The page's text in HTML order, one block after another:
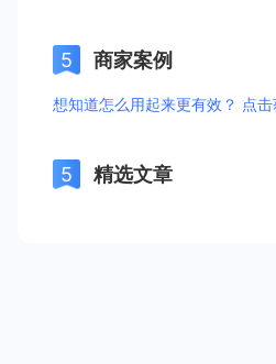
商家案例
想知道怎么用起来更有效？ 点
精选文章